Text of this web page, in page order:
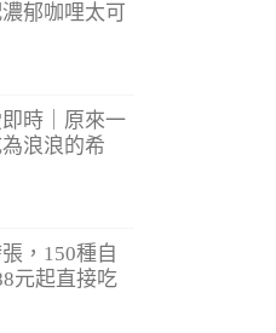
郁咖哩太可
時｜原來一
浪浪的希
，150種自
元起直接吃